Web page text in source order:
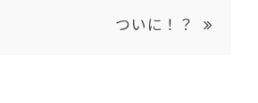
ついに！？